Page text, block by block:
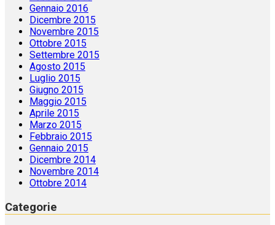
Gennaio 2016
Dicembre 2015
Novembre 2015
Ottobre 2015
Settembre 2015
Agosto 2015
Luglio 2015
Giugno 2015
Maggio 2015
Aprile 2015
Marzo 2015
Febbraio 2015
Gennaio 2015
Dicembre 2014
Novembre 2014
Ottobre 2014
Categorie